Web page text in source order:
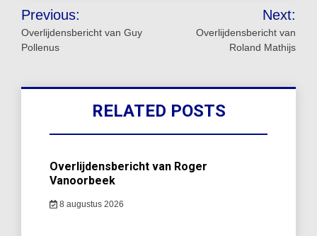
Bericht
navigatie
Previous:
Overlijdensbericht van Guy
Pollenus
Next:
Overlijdensbericht van
Roland Mathijs
RELATED POSTS
Overlijdensbericht van Roger
Vanoorbeek
8 augustus 2026